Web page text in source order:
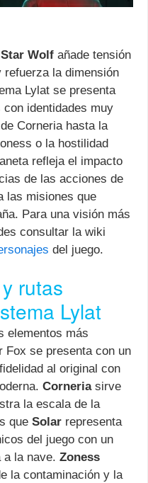
Star Wolf añade tensión
la dimensión
Lylat se presenta
identidades muy
Corneria hasta la
o la hostilidad
refleja el impacto
de las acciones de
las misiones que
Para una visión más
consultar la wiki
del juego.
rutas
Lylat
elementos más
Fox se presenta con un
al original con
Corneriasirve
la escala de la
que Solar representa
del juego con un
a la nave. Zoness
la contaminación y la